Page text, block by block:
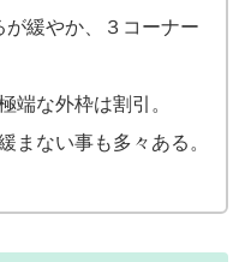
緩やか、３コーナー
端な外枠は割引。
まない事も多々ある。